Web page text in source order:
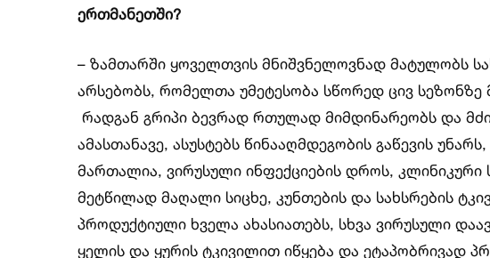
ერთმანეთში?
– ზამთარში ყოველთვის მნიშვნელოვნად მატულობს
არსებობს, რომელთა უმეტესობა სწორედ ცივ სეზონზე
რადგან გრიპი ბევრად რთულად მიმდინარეობს და
ამასთანავე, ასუსტებს წინააღმდეგობის გაწევის
მართალია, ვირუსული ინფექციების დროს, კლინიკური
მეტწილად მაღალი სიცხე, კუნთების და სახსრების
პროდუქტიული ხველა ახასიათებს, სხვა ვირუსული
ყელის და ყურის ტკივილით იწყება და ეტაპობრივად